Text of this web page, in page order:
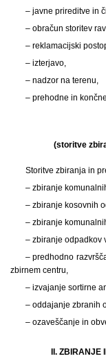
– javne prireditve in
– obračun storitev
– reklamacijski
– izterjavo,
– nadzor na terenu,
– prehodne in
(storitve
Storitve zbiranja in
– zbiranje
– zbiranje kosovnih
– zbiranje
– zbiranje odpadkov
– predhodno
zbirnem centru,
– izvajanje sortirne
– oddajanje zbranih
– ozaveščanje in
II.